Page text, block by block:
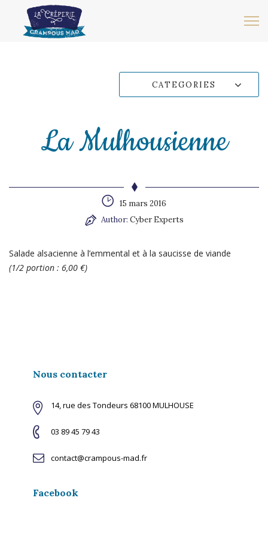
CATEGORIES
La Mulhousienne
15 mars 2016
Author: Cyber Experts
Salade alsacienne à l’emmental et à la saucisse de viande
(1/2 portion : 6,00 €)
Nous contacter
14, rue des Tondeurs 68100 MULHOUSE
03 89 45 79 43
contact@crampous-mad.fr
Facebook